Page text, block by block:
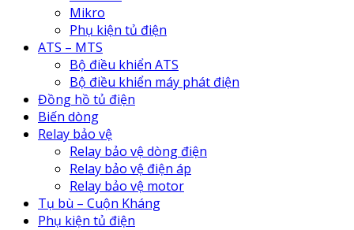
Mikro
Phụ kiện tủ điện
ATS – MTS
Bộ điều khiển ATS
Bộ điều khiển máy phát điện
Đồng hồ tủ điện
Biến dòng
Relay bảo vệ
Relay bảo vệ dòng điện
Relay bảo vệ điện áp
Relay bảo vệ motor
Tụ bù – Cuộn Kháng
Phụ kiện tủ điện